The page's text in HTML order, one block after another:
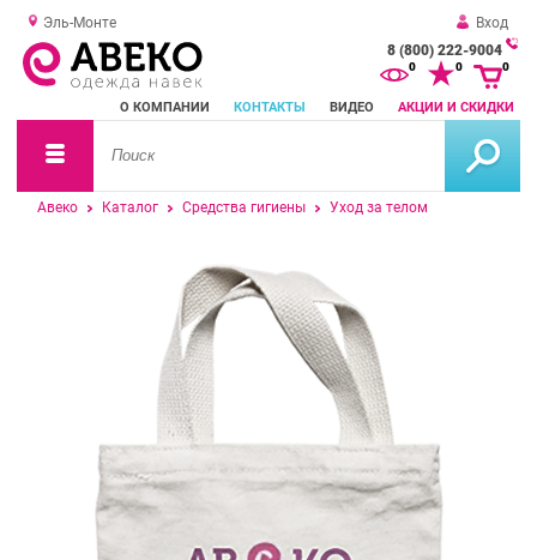
Эль-Монте
Вход
8 (800) 222-9004
О КОМПАНИИ КОНТАКТЫ ВИДЕО АКЦИИ И СКИДКИ
0 0 0
Авеко Каталог Средства гигиены Уход за телом